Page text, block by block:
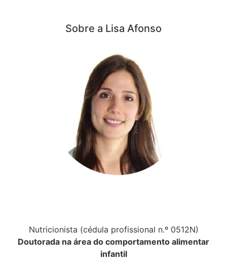
Sobre a Lisa Afonso
Nutricionista (cédula profissional n.º 0512N)
Doutorada na área do comportamento alimentar
infantil